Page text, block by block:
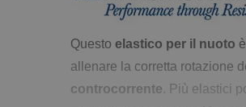
Questo elastico per il nuoto
allenare la corretta rotazione
controcorrente. Più elastici